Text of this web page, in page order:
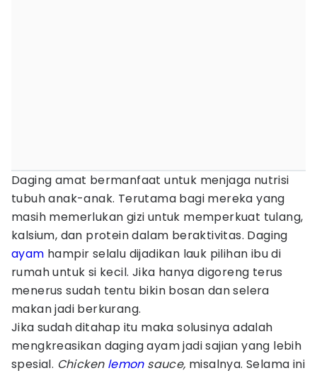
Daging amat bermanfaat untuk menjaga nutrisi
tubuh anak-anak. Terutama bagi mereka yang
masih memerlukan gizi untuk memperkuat tulang,
kalsium, dan protein dalam beraktivitas. Daging
ayam hampir selalu dijadikan lauk pilihan ibu di
rumah untuk si kecil. Jika hanya digoreng terus
menerus sudah tentu bikin bosan dan selera
makan jadi berkurang.
Jika sudah ditahap itu maka solusinya adalah
mengkreasikan daging ayam jadi sajian yang lebih
spesial. Chicken lemonsauce, misalnya. Selama ini